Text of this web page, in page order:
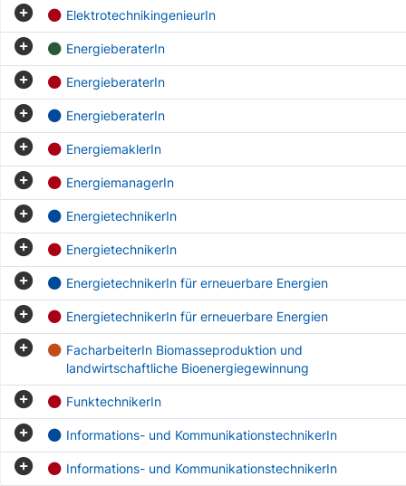
ElektrotechnikingenieurIn
EnergieberaterIn
EnergieberaterIn
EnergieberaterIn
EnergiemaklerIn
EnergiemanagerIn
EnergietechnikerIn
EnergietechnikerIn
EnergietechnikerIn für erneuerbare Energien
EnergietechnikerIn für erneuerbare Energien
FacharbeiterIn Biomasseproduktion und
landwirtschaftliche Bioenergiegewinnung
FunktechnikerIn
Informations- und KommunikationstechnikerIn
Informations- und KommunikationstechnikerIn